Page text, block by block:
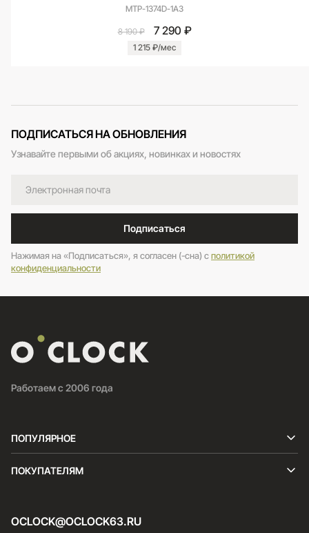
MTP-1374D-1A3
8 190 ₽ 7 290 ₽
1 215 ₽/мес
ПОДПИСАТЬСЯ НА ОБНОВЛЕНИЯ
Узнавайте первыми об акциях, новинках и новостях
Подписаться
Нажимая на «Подписаться», я согласен (-сна) cполитикой
конфиденциальности
Работаем с 2006 года
ПОПУЛЯРНОЕ
ПОКУПАТЕЛЯМ
OCLOCK@OCLOCK63.RU